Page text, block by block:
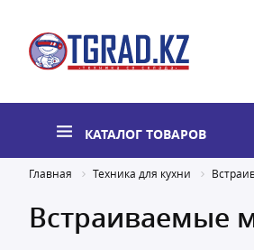
КАТАЛОГ ТОВАРОВ
Главная Техника для кухни
Встраиваемые